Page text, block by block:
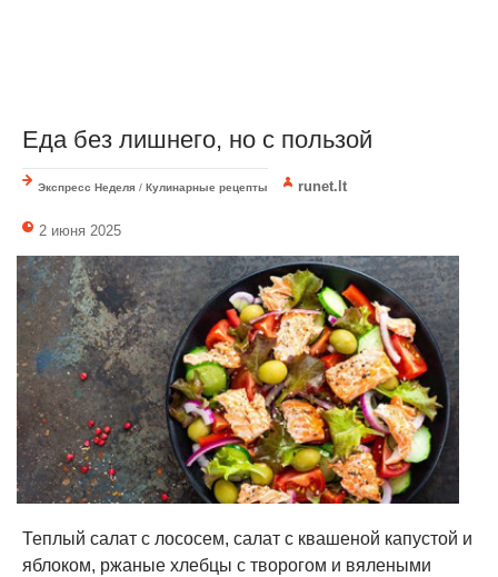
Еда без лишнего, но с пользой
Экспресс Неделя / Кулинарные рецепты runet.lt
2 июня 2025
Теплый салат с лососем, салат с квашеной капустой и
яблоком, ржаные хлебцы с творогом и вялеными